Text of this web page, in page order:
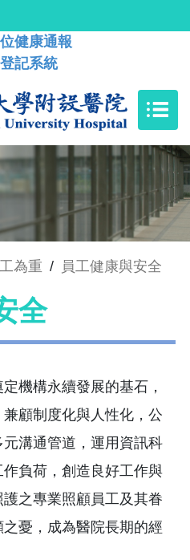
健康通報
記系統
為重 / 員工健康與安全
全
機構永續發展的基石，
顧制度化與人性化，公
溝通管道，運用資訊科
負荷，創造良好工作與
之專業照顧員工及其眷
憂，成為醫院長期的經